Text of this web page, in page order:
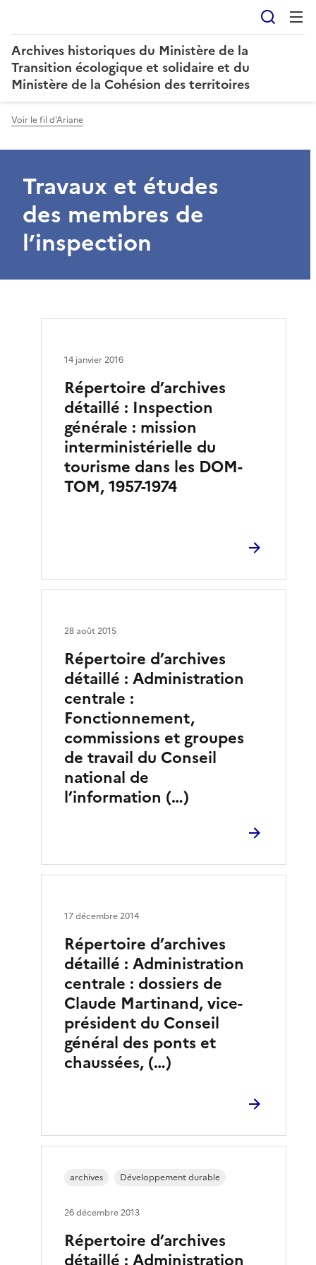
Archives historiques du Ministère de la
Transition écologique et solidaire et du
Ministère de la Cohésion des territoires
Voir le fil d'Ariane
Travaux et études
des membres de
l’inspection
Répertoire d’archives
détaillé : Inspection
générale : mission
interministérielle du
tourisme dans les DOM-
TOM, 1957-1974
14 janvier 2016
Répertoire d’archives
détaillé : Administration
centrale :
Fonctionnement,
commissions et groupes
de travail du Conseil
national de
l’information (…)
28 août 2015
Répertoire d’archives
détaillé : Administration
centrale : dossiers de
Claude Martinand, vice-
président du Conseil
général des ponts et
chaussées, (…)
17 décembre 2014
Répertoire d’archives
archives Développement durable
26 décembre 2013